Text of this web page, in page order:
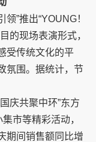
”推出“YOUNG！
的现场表演形式，
受传统文化的平
氛围。据统计，节
庆共聚中环”东方
市等精彩活动，
期间销售额同比增